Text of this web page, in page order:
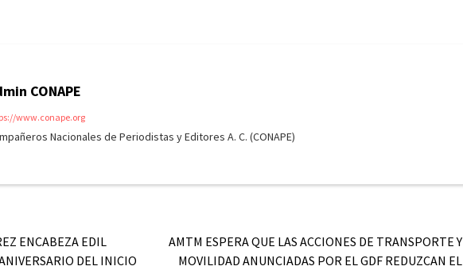
CONAPE
www.conape.org
Nacionales de Periodistas y Editores A. C. (CONAPE)
ENCABEZA EDIL
DEL INICIO
AMTM ESPERA QUE LAS ACCIONES DE TRANSPORTE Y
MOVILIDAD ANUNCIADAS POR EL GDF REDUZCAN EL